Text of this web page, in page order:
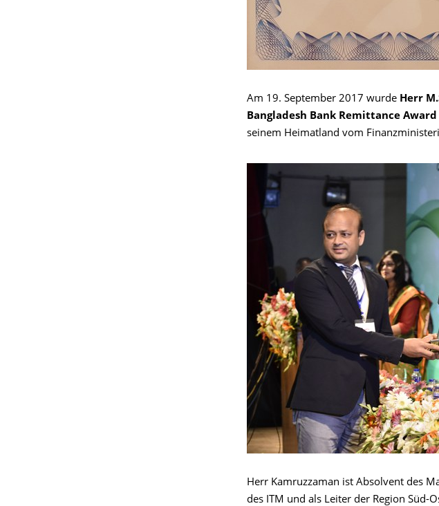
Am 19. September 2017 wurde Herr
Bangladesh Bank Remittance Award
seinem Heimatland vom
Herr Kamruzzaman ist Absolvent des
des ITM und als Leiter der Region